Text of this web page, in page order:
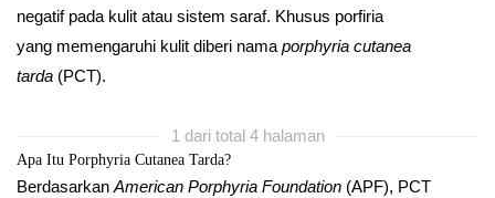
negatif pada kulit atau sistem saraf. Khusus porfiria
yang memengaruhi kulit diberi nama porphyria cutanea
tarda (PCT).
1 dari total 4 halaman
Apa Itu Porphyria Cutanea Tarda?
Berdasarkan American Porphyria Foundation (APF), PCT